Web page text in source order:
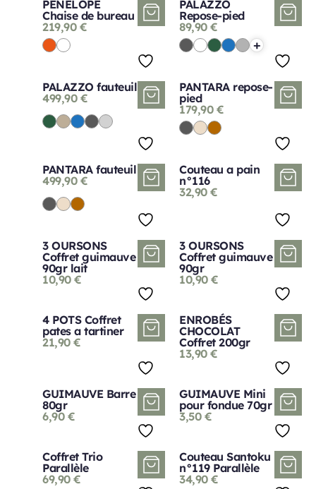
PENELOPE
Chaise de bureau
219,90 €
PALAZZO
Repose-pied
89,90 €
+
PALAZZO fauteuil
499,90 €
PANTARA repose-
pied
179,90 €
PANTARA fauteuil
499,90 €
Couteau a pain
n°116
32,90 €
3 OURSONS
Coffret guimauve
90gr lait
10,90 €
3 OURSONS
Coffret guimauve
90gr
10,90 €
4 POTS Coffret
pates a tartiner
21,90 €
ENROBÉS
CHOCOLAT
Coffret 200gr
13,90 €
GUIMAUVE Barre
80gr
6,90 €
GUIMAUVE Mini
pour fondue 70gr
3,50 €
Coffret Trio
Parallèle
69,90 €
Couteau Santoku
n°119 Parallèle
34,90 €